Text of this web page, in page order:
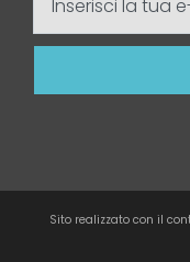
tua
mail
Sito realizzato con il